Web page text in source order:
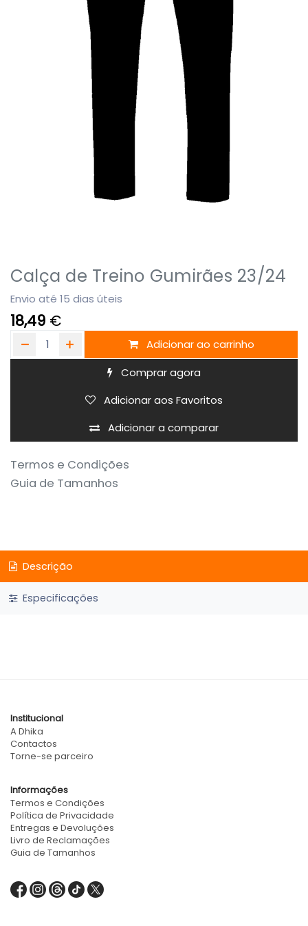
Calça de Treino Gumirães 23/24
Envio até 15 dias úteis
18,49 €
Adicionar ao carrinho
Comprar agora
Adicionar a comparar
Adicionar aos Favoritos
Termos e Condições
Guia de Tamanhos
Descrição
Especificações
Institucional
A Dhika
Contactos
Torne-se parceiro
Informações
Termos e Condições
Política de Privacidade
Entregas e Devoluções
Livro de Reclamações
Guia de Tamanhos